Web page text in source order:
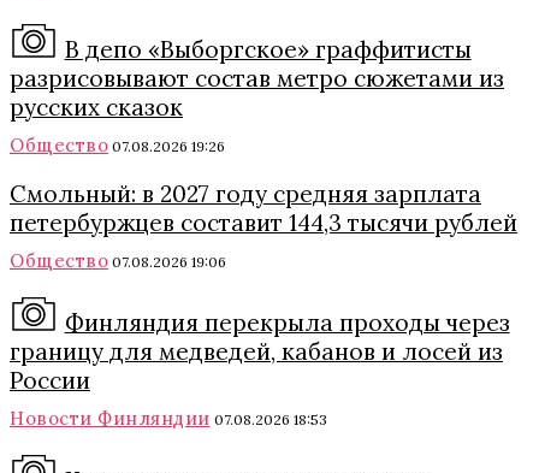
В депо «Выборгское» граффитисты
разрисовывают состав метро сюжетами из
русских сказок
Общество 07.08.2026 19:26
Смольный: в 2027 году средняя зарплата
петербуржцев составит 144,3 тысячи рублей
Общество 07.08.2026 19:06
Финляндия перекрыла проходы через
границу для медведей, кабанов и лосей из
России
Новости Финляндии 07.08.2026 18:53